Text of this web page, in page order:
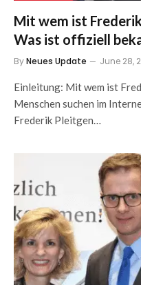
Mit wem ist
Was ist offiziell
ByNeues Update June 28,
Einleitung: Mit wem ist
Menschen suchen im
Frederik Pleitgen…